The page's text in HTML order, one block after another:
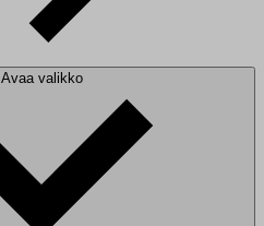
Avaa valikko